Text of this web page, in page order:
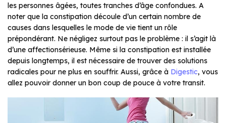
les personnes âgées, toutes tranches d’âge confondues. A
noter que la constipation découle d’un certain nombre de
causes dans lesquelles le mode de vie tient un rôle
prépondérant. Ne négligez surtout pas le problème : il s’agit là
d’une affectionsérieuse. Même si la constipation est installée
depuis longtemps, il est nécessaire de trouver des solutions
radicales pour ne plus en souffrir. Aussi, grâce à Digestic, vous
allez pouvoir donner un bon coup de pouce à votre transit.